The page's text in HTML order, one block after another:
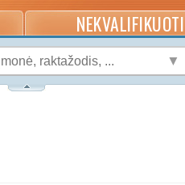
NEKVALIFIKUOTI